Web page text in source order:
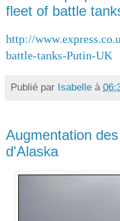
fleet of battle
http://
battle-tanks-Putin-UK
Publié par Isabelle à
Augmentation
d'Alaska